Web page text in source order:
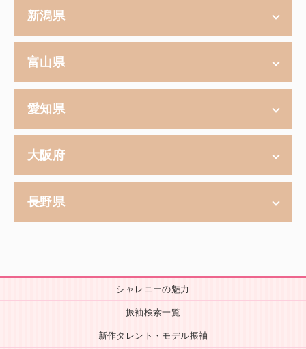
新潟県
富山県
愛知県
大阪府
長野県
シャレニーの魅力
振袖検索一覧
新作タレント・モデル振袖